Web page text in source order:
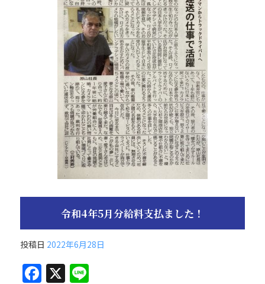
令和4年5月分給料支払ました！
投稿日 2022年6月28日
F X Li